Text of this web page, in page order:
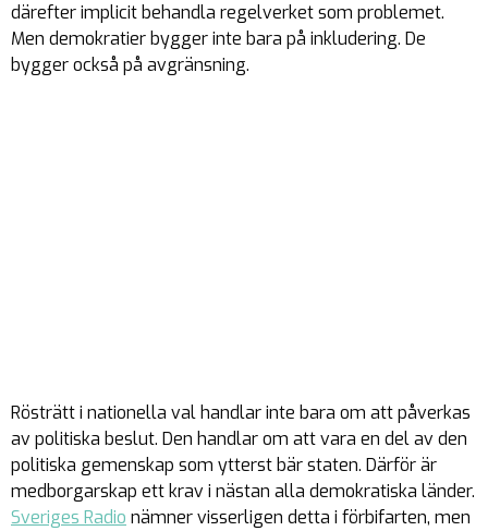
därefter implicit behandla regelverket som problemet.
Men demokratier bygger inte bara på inkludering. De
bygger också på avgränsning.
Rösträtt i nationella val handlar inte bara om att påverkas
av politiska beslut. Den handlar om att vara en del av den
politiska gemenskap som ytterst bär staten. Därför är
medborgarskap ett krav i nästan alla demokratiska länder.
Sveriges Radio nämner visserligen detta i förbifarten, men